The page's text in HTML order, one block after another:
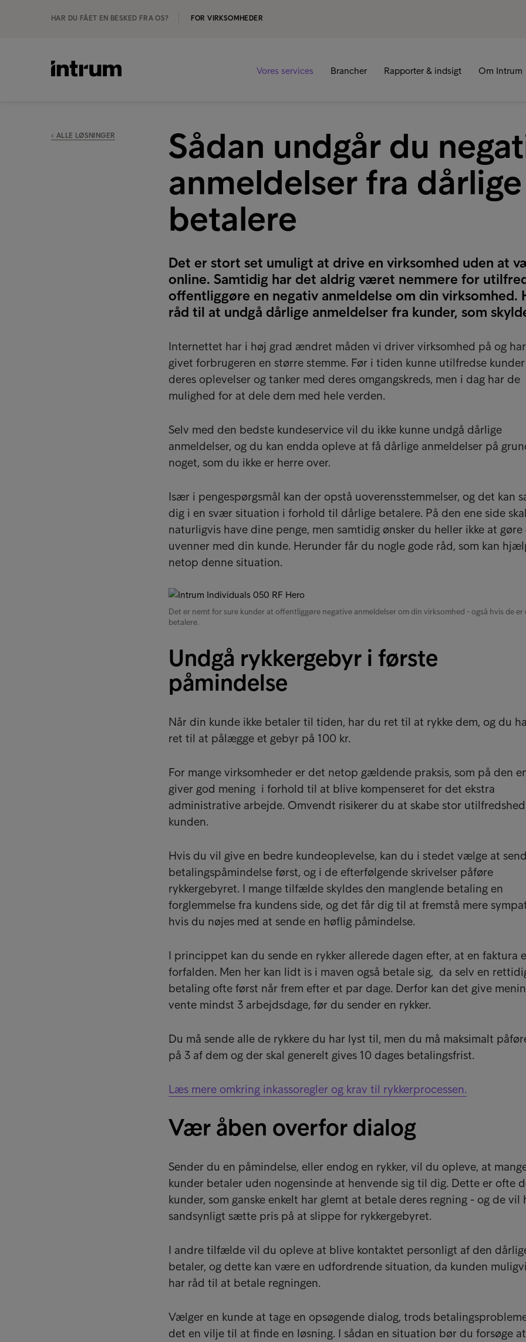
HAR DU FÅET EN BESKED FRA OS? FOR VIRKSOMHEDER
Vores services Brancher Rapporter & indsigt Om Intrum
‹ ALLE LØSNINGER
Sådan undgår du
anmeldelser fra dårlige
betalere
Det er stort set umuligt at drive en virksomhed uden at
online. Samtidig har det aldrig været nemmere for
offentliggøre en negativ anmeldelse om din virksomhed.
råd til at undgå dårlige anmeldelser fra kunder, som
Internettet har i høj grad ændret måden vi driver virksomhed på og
givet forbrugeren en større stemme. Før i tiden kunne utilfredse
deres oplevelser og tanker med deres omgangskreds, men i dag har de
mulighed for at dele dem med hele verden.
Selv med den bedste kundeservice vil du ikke kunne undgå dårlige
anmeldelser, og du kan endda opleve at få dårlige anmeldelser på
noget, som du ikke er herre over.
Især i pengespørgsmål kan der opstå uoverensstemmelser, og det kan
dig i en svær situation i forhold til dårlige betalere. På den ene side
naturligvis have dine penge, men samtidig ønsker du heller ikke at gøre
uvenner med din kunde. Herunder får du nogle gode råd, som kan
netop denne situation.
Det er nemt for sure kunder at offentliggøre negative anmeldelser om din virksomhed - også hvis de er
betalere.
Undgå rykkergebyr i første
påmindelse
Når din kunde ikke betaler til tiden, har du ret til at rykke dem, og du
ret til at pålægge et gebyr på 100 kr.
For mange virksomheder er det netop gældende praksis, som på den
giver god mening i forhold til at blive kompenseret for det ekstra
administrative arbejde. Omvendt risikerer du at skabe stor
kunden.
Hvis du vil give en bedre kundeoplevelse, kan du i stedet vælge at
betalingspåmindelse først, og i de efterfølgende skrivelser påføre
rykkergebyret. I mange tilfælde skyldes den manglende betaling en
forglemmelse fra kundens side, og det får dig til at fremstå mere
hvis du nøjes med at sende en høflig påmindelse.
I princippet kan du sende en rykker allerede dagen efter, at en faktura
forfalden. Men her kan lidt is i maven også betale sig, da selv en
betaling ofte først når frem efter et par dage. Derfor kan det give
vente mindst 3 arbejdsdage, før du sender en rykker.
Du må sende alle de rykkere du har lyst til, men du må maksimalt
på 3 af dem og der skal generelt gives 10 dages betalingsfrist.
Læs mere omkring inkassoregler og krav til rykkerprocessen.
Vær åben overfor dialog
Sender du en påmindelse, eller endog en rykker, vil du opleve, at
kunder betaler uden nogensinde at henvende sig til dig. Dette er ofte
kunder, som ganske enkelt har glemt at betale deres regning - og de vil
sandsynligt sætte pris på at slippe for rykkergebyret.
I andre tilfælde vil du opleve at blive kontaktet personligt af den
betaler, og dette kan være en udfordrende situation, da kunden
har råd til at betale regningen.
Vælger en kunde at tage en opsøgende dialog, trods
det en vilje til at finde en løsning. I sådan en situation bør du forsøge